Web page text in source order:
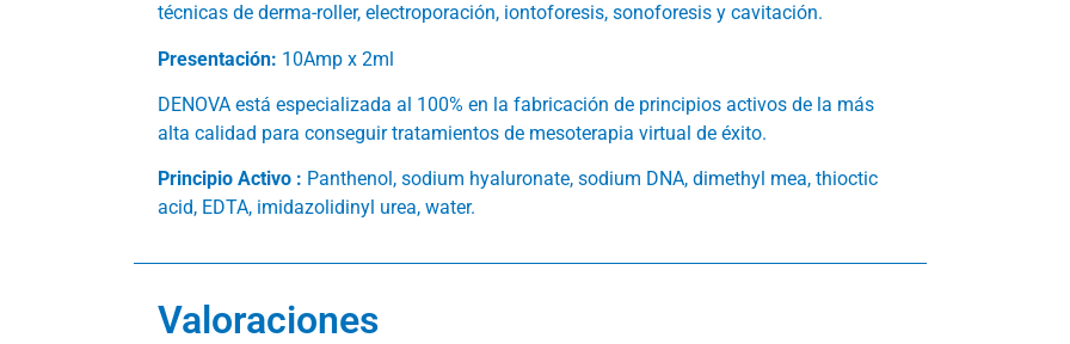
técnicas de derma-roller, electroporación, iontoforesis, sonoforesis y cavitación.
Presentación: 10Amp x 2ml
DENOVA está especializada al 100% en la fabricación de principios activos de la más
alta calidad para conseguir tratamientos de mesoterapia virtual de éxito.
Principio Activo : Panthenol, sodium hyaluronate, sodium DNA, dimethyl mea, thioctic
acid, EDTA, imidazolidinyl urea, water.
Valoraciones